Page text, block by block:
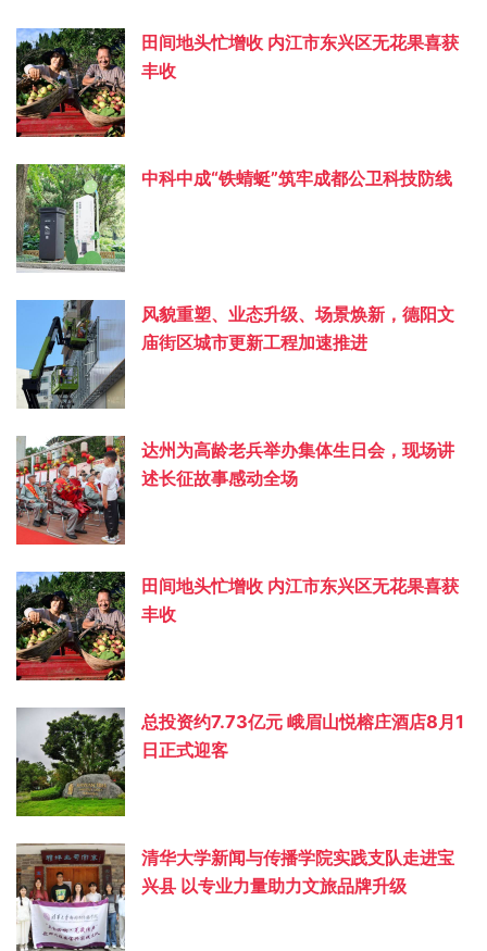
田间地头忙增收 内江市东兴区无花果喜获
丰收
中科中成“铁蜻蜓”筑牢成都公卫科技防线
风貌重塑、业态升级、场景焕新，德阳文
庙街区城市更新工程加速推进
达州为高龄老兵举办集体生日会，现场讲
述长征故事感动全场
田间地头忙增收 内江市东兴区无花果喜获
丰收
总投资约‌7.73亿元 峨眉山悦榕庄酒店8月1
日正式迎客
清华大学新闻与传播学院实践支队走进宝
兴县 以专业力量助力文旅品牌升级